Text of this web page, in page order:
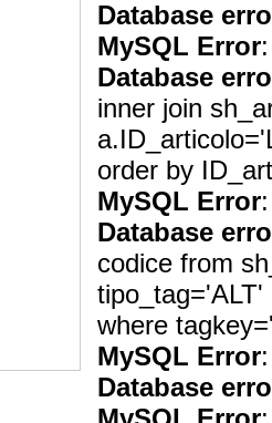
Database
MySQL Error
Database
inner join
order by
MySQL Error
Database
codice from
where
MySQL Error
Database